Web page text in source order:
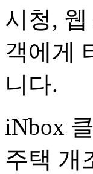
시청,
객에게
니다.
iNbox
주택 개